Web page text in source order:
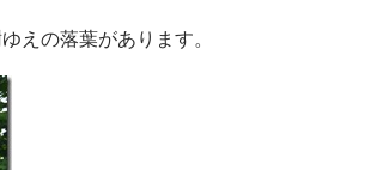
えの落葉があります。